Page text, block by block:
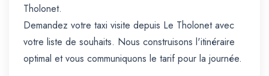
Tholonet.
Demandez votre taxi visite depuis Le Tholonet avec
votre liste de souhaits. Nous construisons l'itinéraire
optimal et vous communiquons le tarif pour la journée.